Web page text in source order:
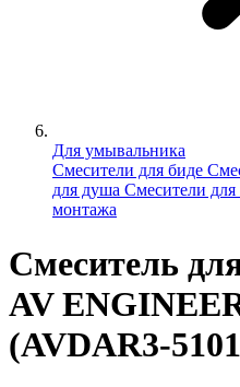
Для умывальника
Смесители для биде
для душа Смесители для
монтажа
Смеситель
AV
(AVDAR3-